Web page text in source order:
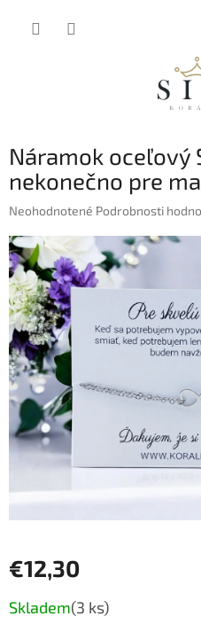
Náramok oceľový
nekonečno pre
Priemerné
produktu
je
0,0
z
5
hviezdičiek.
Neohodnotené Podrobnosti
€12,30
Jednotková
cena:
Skladem(3 ks)